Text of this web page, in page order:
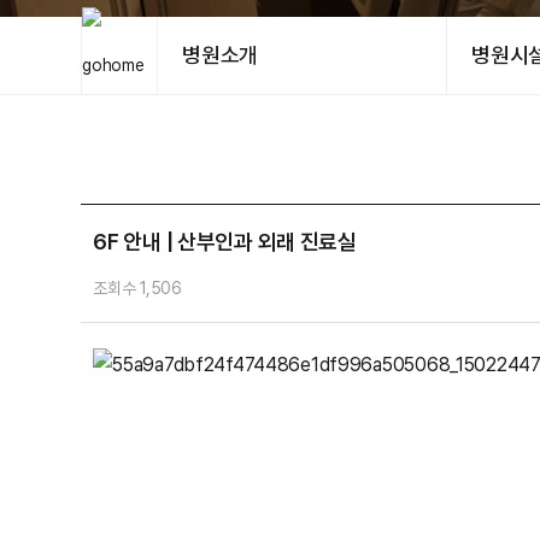
병원소개 병원시
6F 안내 | 산부인과 외래 진료실
조회수 1,506